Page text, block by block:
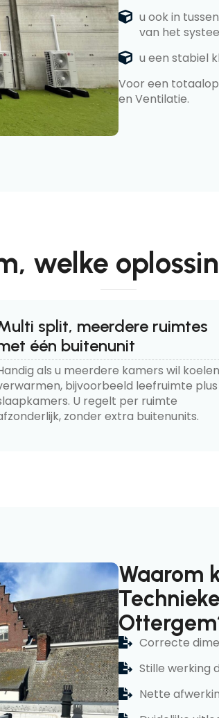
u ook in
van het
u een stabiel
Voor een
en Ventilatie.
welke
split, meerdere ruimtes
één buitenunit
als u meerdere kamers wil
bijvoorbeeld leefruimte plus
U regelt per ruimte
zonder extra buitenunits.
Waarom
Correcte
Stille werking
Nette